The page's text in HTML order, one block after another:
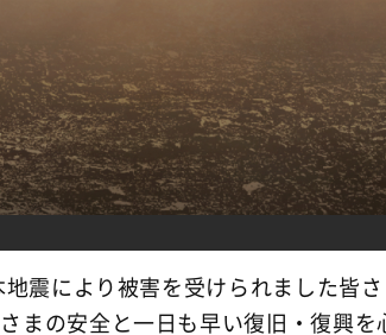
震により被害を受けられました皆
まの安全と一日も早い復旧・復興を